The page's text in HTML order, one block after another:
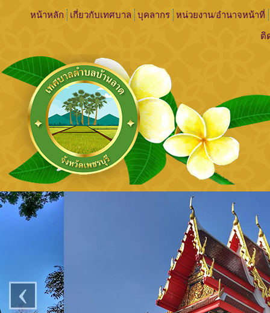
หน้าหลัก เกี่ยวกับเทศบาล บุคลากร หน่วยงาน/อำนาจหน้าที่
ติ
เทศบาล
‹